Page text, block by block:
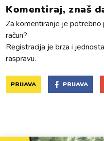
Komentiraj, znaš
Za komentiranje je potrebno
račun?
Registracija je brza i
raspravu.
PRIJAVA PRIJAVA